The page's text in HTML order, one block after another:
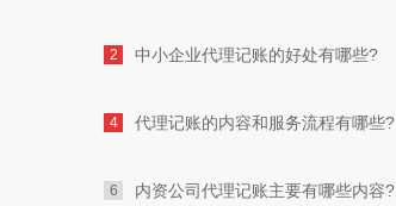
2 中小企业代理记账的好处有哪些?
4 代理记账的内容和服务流程有哪些?
6 内资公司代理记账主要有哪些内容?